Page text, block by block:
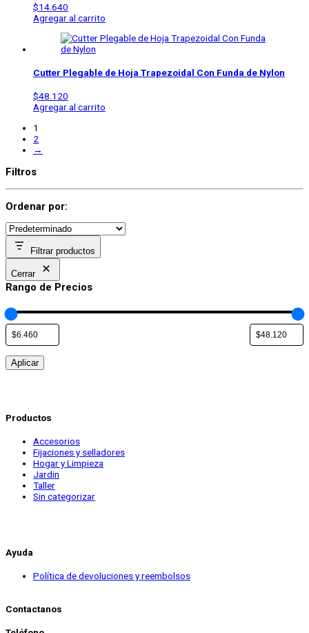
$14.640
Agregar al carrito
Cutter Plegable de Hoja Trapezoidal Con Funda de Nylon
$48.120
Agregar al carrito
1
2
→
Filtros
Ordenar por:
Filtrar productos
Cerrar
Rango de Precios
Aplicar
Productos
Accesorios
Fijaciones y selladores
Hogar y Limpieza
Jardin
Taller
Sin categorizar
Ayuda
Política de devoluciones y reembolsos
Contactanos